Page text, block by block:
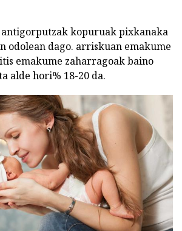
kopuruak pixkanaka
odolean dago. arriskuan emakume
emakume zaharragoak baino
alde hori% 18-20 da.